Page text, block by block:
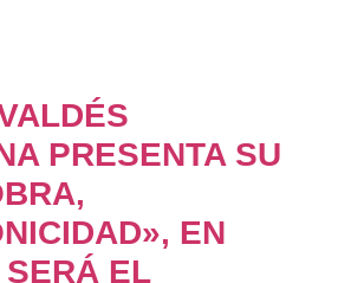
PRESENTA SU
EN
EL